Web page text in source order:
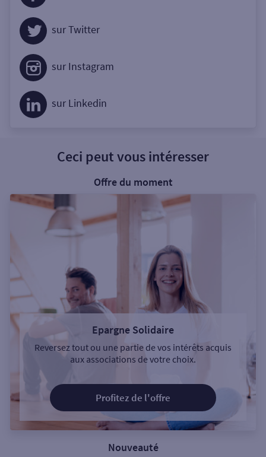
sur Twitter
sur Instagram
sur Linkedin
Ceci peut vous intéresser
Offre du moment
Epargne Solidaire
Reversez tout ou une partie de vos intérêts acquis
aux associations de votre choix.
Profitez de l'offre
Nouveauté